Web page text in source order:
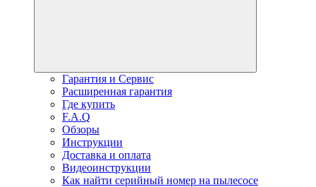
Гарантия и Сервис
Расширенная гарантия
Где купить
F.A.Q
Обзоры
Инструкции
Доставка и оплата
Видеоинструкции
Как найти серийный номер на пылесосе